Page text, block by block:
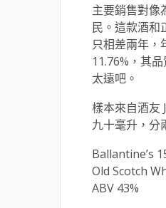
主要銷售對像
民。這款酒和
只相差兩年，
11.76%，其
太遠吧。
樣本來自酒友
九十毫升，分
Ballantine’s
Old Scotch
ABV 43%